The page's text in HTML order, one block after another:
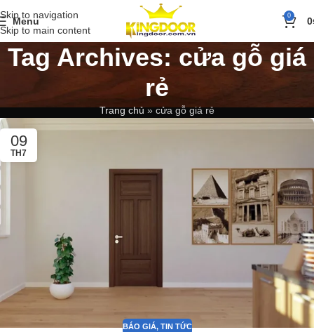
Skip to navigation
Skip to main content
Menu 0 0
Tag Archives: cửa gỗ giá
rẻ
Trang chủ»cửa gỗ giá rẻ
09
TH7
BÁO GIÁ, TIN TỨC